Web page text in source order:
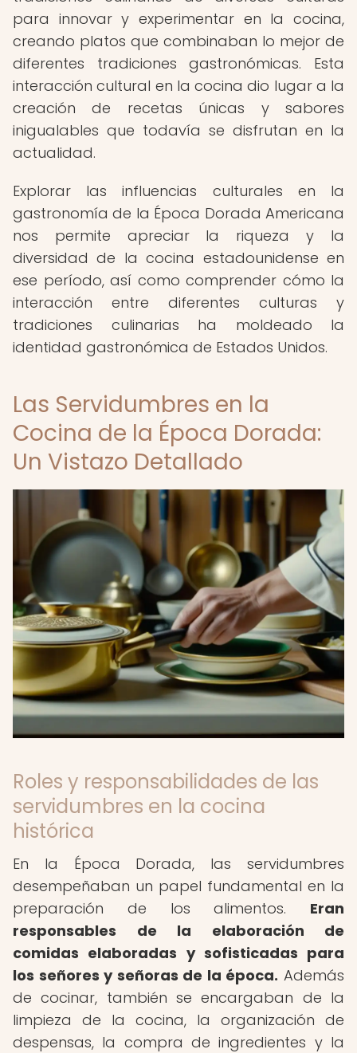
para innovar y experimentar en la cocina,
creando platos que combinaban lo mejor de
diferentes tradiciones gastronómicas. Esta
interacción cultural en la cocina dio lugar a la
creación de recetas únicas y sabores
inigualables que todavía se disfrutan en la
actualidad.
Explorar las influencias culturales en la
gastronomía de la Época Dorada Americana
nos permite apreciar la riqueza y la
diversidad de la cocina estadounidense en
ese período, así como comprender cómo la
interacción entre diferentes culturas y
tradiciones culinarias ha moldeado la
identidad gastronómica de Estados Unidos.
Las Servidumbres en la
Cocina de la Época Dorada:
Un Vistazo Detallado
Roles y responsabilidades de las
servidumbres en la cocina
histórica
En la Época Dorada, las servidumbres
desempeñaban un papel fundamental en la
preparación de los alimentos. Eran
responsables de la elaboración de
comidas elaboradas y sofisticadas para
los señores y señoras de la época. Además
de cocinar, también se encargaban de la
limpieza de la cocina, la organización de
despensas, la compra de ingredientes y la